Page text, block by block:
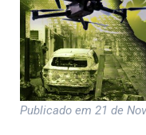
Publicado em 21 de